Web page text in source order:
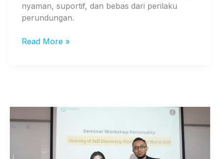
nyaman, suportif, dan bebas dari perilaku
perundungan.
Read More »
Workshop
Personality